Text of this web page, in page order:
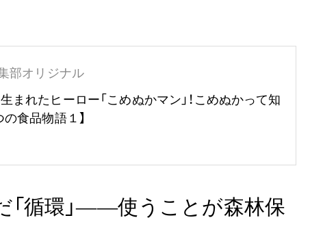
部オリジナル
まれたヒーロー「こめぬかマン」！こめぬかって知
の食品物語１】
「循環」——使うことが森林保